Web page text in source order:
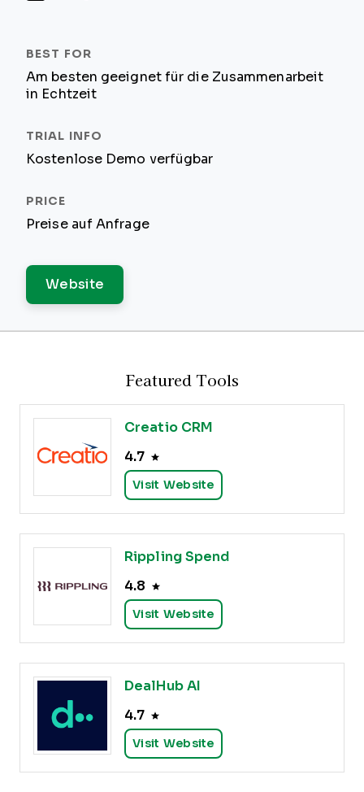
Am besten geeignet für die Zusammenarbeit
in Echtzeit
Kostenlose Demo verfügbar
Preise auf Anfrage
Website
Featured Tools
Creatio CRM
4.7
Visit Website
Rippling Spend
4.8
Visit Website
DealHub AI
4.7
Visit Website